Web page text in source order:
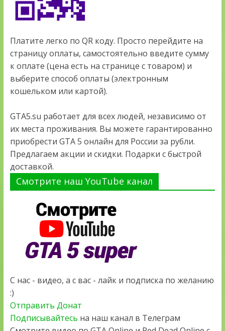
Платите легко по QR коду. Просто перейдите на
страницу оплаты, самостоятельно введите сумму
к оплате (цена есть на странице с товаром) и
выберите способ оплаты (электронным
кошельком или картой).
GTA5.su работает для всех людей, независимо от
их места проживания. Вы можете гарантированно
приобрести GTA 5 онлайн для России за рубли.
Предлагаем акции и скидки. Подарки с быстрой
доставкой.
Смотрите наш YouTube канал
С нас - видео, а с вас - лайк и подписка по желанию
:)
Отправить Донат
Подписывайтесь на наш канал в Телеграм